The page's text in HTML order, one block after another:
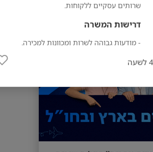
שרותים עסקיים ללקוחות.
דרישות המשרה
- מודעות גבוהה לשרות ומכוונות למכירה.